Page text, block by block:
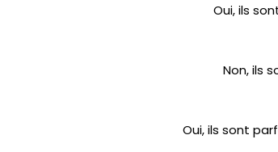
Oui, ils
Non, ils
Oui, ils sont